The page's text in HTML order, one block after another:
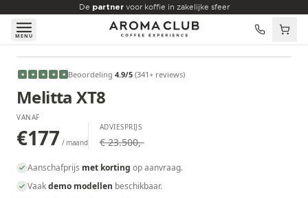
Skip to main content
De partnervoor koffie in zakelijke sfeer
MENU
VANAF
€177
★ ★ ★ ★ ★ Beoordeling 4.9/5 (341+ reviews)
Melitta XT8
VANAF
€177 / maand
ADVIESPRIJS
€ 23.500,-
Aanschafprijs met korting op aanvraag.
Vaakdemo modellen beschikbaar.